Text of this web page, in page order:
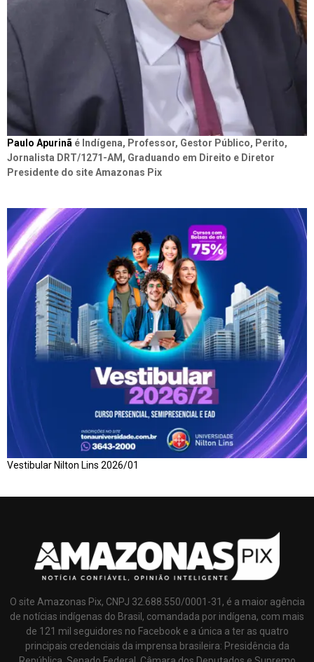
Paulo Apurinã é Indígena, Professor, Gestor Público, Perito,
Jornalista DRT/1271-AM, Graduando em Direito e Diretor
Presidente do site Amazonas Pix
Vestibular Nilton Lins 2026/01
O site Amazonas Pix, CNPJ 32.688.550/0001-31, é a maior agência
de notícias indígenas do Brasil, comandada por indígena, com mais
de 121 mil seguidores no Facebook e a única a ter as quatro
principais credenciais da imprensa brasileira: Presidência da